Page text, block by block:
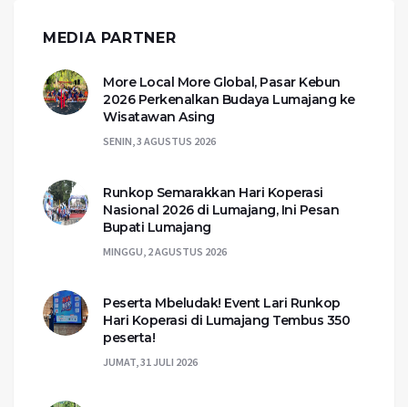
MEDIA PARTNER
More Local More Global, Pasar Kebun
2026 Perkenalkan Budaya Lumajang ke
Wisatawan Asing
SENIN, 3 AGUSTUS 2026
Runkop Semarakkan Hari Koperasi
Nasional 2026 di Lumajang, Ini Pesan
Bupati Lumajang
MINGGU, 2 AGUSTUS 2026
Peserta Mbeludak! Event Lari Runkop
Hari Koperasi di Lumajang Tembus 350
peserta!
JUMAT, 31 JULI 2026